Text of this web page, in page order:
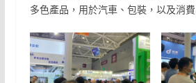
多色產品，用於汽車、包裝，以及消費